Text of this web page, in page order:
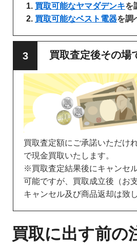
買取可能なヤマダデンキを
買取可能なベスト電器を調
買取査定後その場
買取査定額にご承諾いただけ
で現金買取いたします。
※買取査定結果後にキャンセ
可能ですが、買取成立後（お
キャンセル及び商品返却は致
買取に出す前の